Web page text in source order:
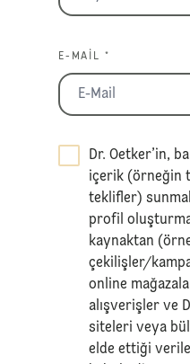
E-MAIL *
Dr. Oetker’in,
içerik (örneğin
teklifler)
profil
kaynaktan
çekilişler/
online
alışverişler ve
siteleri veya
elde ettiği